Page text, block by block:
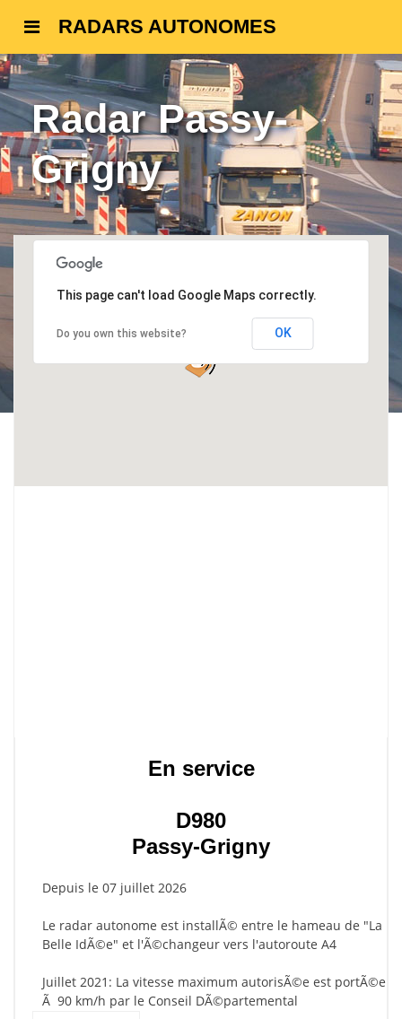
RADARS AUTONOMES
Radar Passy-
Grigny
This page can't load Google Maps correctly.
Do you own this website? OK
En service
D980
Passy-Grigny
Depuis le 07 juillet 2026
Le radar autonome est installÃ© entre le hameau de "La
Belle IdÃ©e" et l'Ã©changeur vers l'autoroute A4
Juillet 2021: La vitesse maximum autorisÃ©e est portÃ©e
Ã 90 km/h par le Conseil DÃ©partemental